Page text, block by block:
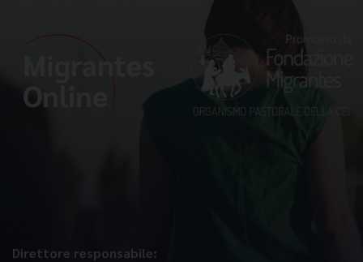
Direttore responsabile: